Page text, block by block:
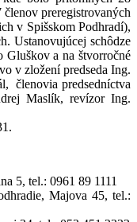
preregistrovaných
v Spišskom Podhradí),
Ustanovujúcej schôdze
a na štvorročné
v zložení predseda Ing.
členovia predsedníctva
Maslík, revízor Ing.
5, tel.: 0961 89 1111
Majova 45, tel.: